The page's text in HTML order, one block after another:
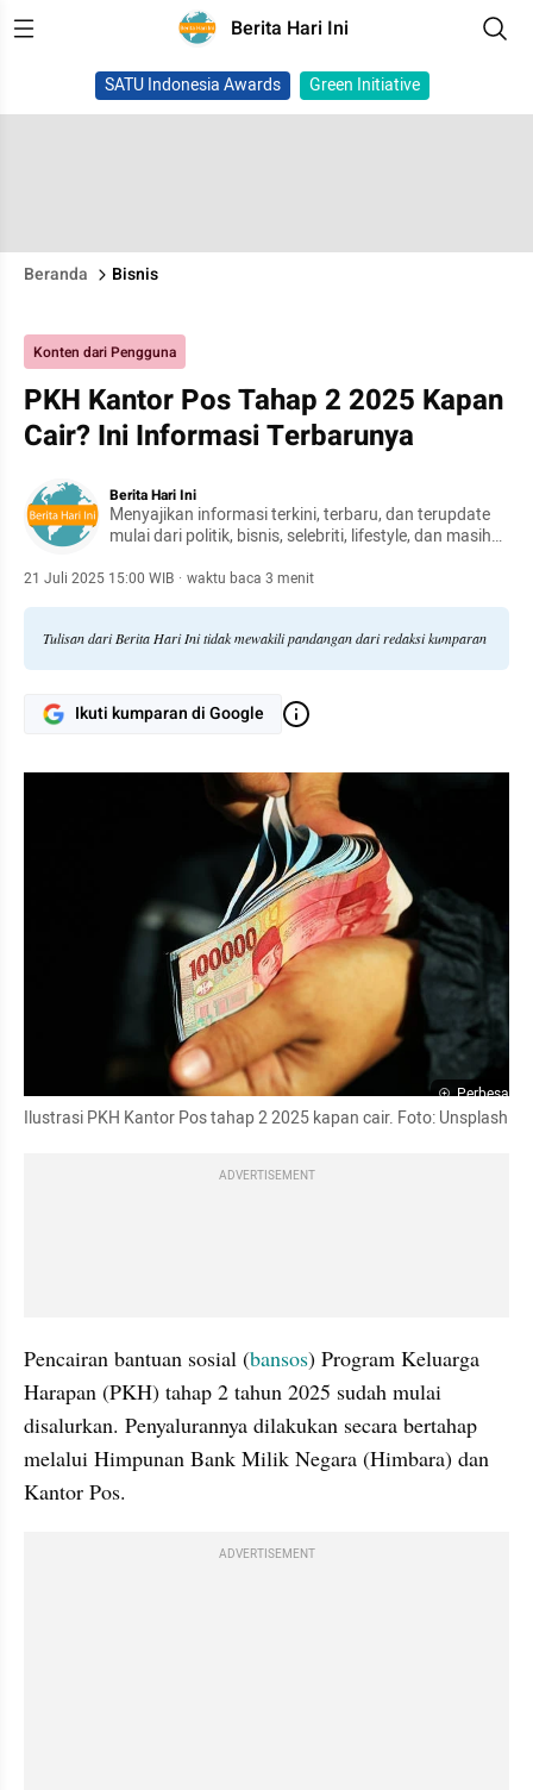
Berita Hari Ini
SATU Indonesia Awards Green Initiative
Beranda Bisnis
Konten dari Pengguna
PKH Kantor Pos Tahap 2 2025 Kapan
Cair? Ini Informasi Terbarunya
Berita Hari Ini
Menyajikan informasi terkini, terbaru, dan terupdate
mulai dari politik, bisnis, selebriti, lifestyle, dan masih
21 Juli 2025 15:00 WIB · waktu baca 3 menit
Tulisan dari Berita Hari Ini tidak mewakili pandangan dari redaksi kumparan
Ikuti kumparan di Google
Perbesar
Ilustrasi PKH Kantor Pos tahap 2 2025 kapan cair. Foto: Unsplash
ADVERTISEMENT
Pencairan bantuan sosial (bansos) Program Keluarga
Harapan (PKH) tahap 2 tahun 2025 sudah mulai
disalurkan. Penyalurannya dilakukan secara bertahap
melalui Himpunan Bank Milik Negara (Himbara) dan
Kantor Pos.
ADVERTISEMENT